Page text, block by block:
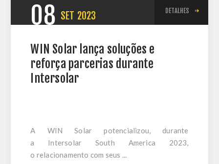
08 SET 2023 DETALHES
WIN Solar lança soluções e
reforça parcerias durante
Intersolar
A WIN Solar potencializou, durante
a Intersolar South America 2023,
o relacionamento com seus ...